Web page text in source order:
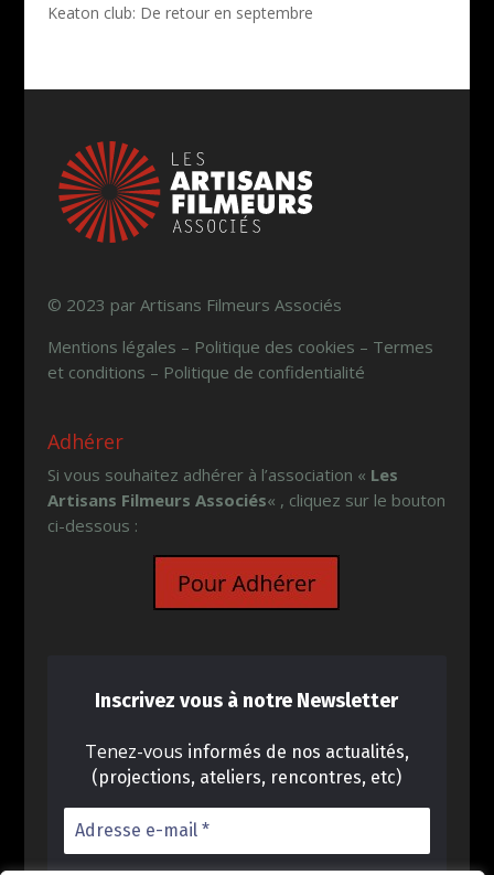
Keaton club: De retour en septembre
© 2023 par Artisans Filmeurs Associés
Mentions légales – Politique des cookies – Termes
et conditions – Politique de confidentialité
Adhérer
Si vous souhaitez adhérer à l’association « Les
Artisans Filmeurs Associés« , cliquez sur le bouton
ci-dessous :
Inscrivez vous à notre Newsletter
Tenez-vous informés de nos actualités,
(projections, ateliers, rencontres, etc)